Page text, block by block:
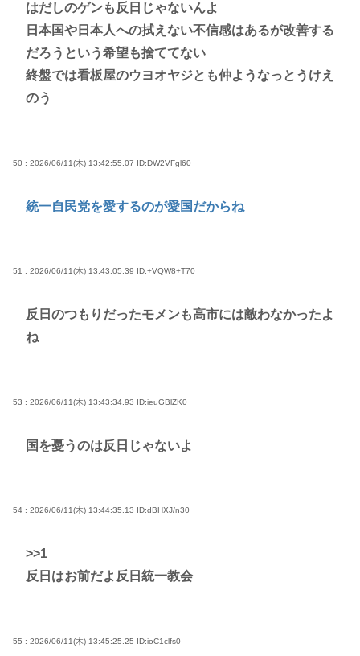
はだしのゲンも反日じゃないんよ
日本国や日本人への拭えない不信感はあるが改善する
だろうという希望も捨ててない
終盤では看板屋のウヨオヤジとも仲ようなっとうけえ
のう
50 : 2026/06/11(木) 13:42:55.07 ID:DW2VFgl60
統一自民党を愛するのが愛国だからね
51 : 2026/06/11(木) 13:43:05.39 ID:+VQW8+T70
反日のつもりだったモメンも高市には敵わなかったよ
ね
53 : 2026/06/11(木) 13:43:34.93 ID:ieuGBlZK0
国を憂うのは反日じゃないよ
54 : 2026/06/11(木) 13:44:35.13 ID:dBHXJ/n30
>>1
反日はお前だよ反日統一教会
55 : 2026/06/11(木) 13:45:25.25 ID:ioC1clfs0